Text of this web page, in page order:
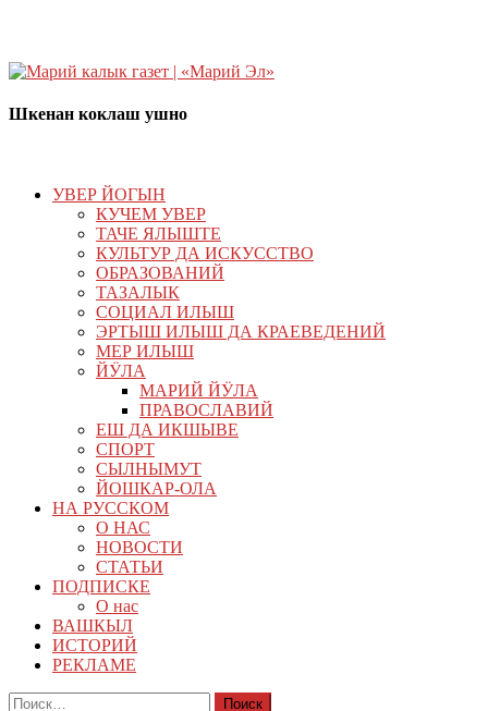
Шкенан коклаш ушно
УВЕР ЙОГЫН
КУЧЕМ УВЕР
ТАЧЕ ЯЛЫШТЕ
КУЛЬТУР ДА ИСКУССТВО
ОБРАЗОВАНИЙ
ТАЗАЛЫК
СОЦИАЛ ИЛЫШ
ЭРТЫШ ИЛЫШ ДА КРАЕВЕДЕНИЙ
МЕР ИЛЫШ
ЙӰЛА
МАРИЙ ЙӰЛА
ПРАВОСЛАВИЙ
ЕШ ДА ИКШЫВЕ
СПОРТ
СЫЛНЫМУТ
ЙОШКАР-ОЛА
НА РУССКОМ
О НАС
НОВОСТИ
СТАТЬИ
ПОДПИСКЕ
О нас
ВАШКЫЛ
ИСТОРИЙ
РЕКЛАМЕ
Найти: